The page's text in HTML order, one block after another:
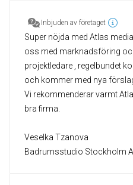
Inbjuden av företaget
Super nöjda med Atlas
oss med marknadsföring
projektledare , regelbundet
och kommer med nya
Vi rekommenderar varmt
bra firma.
Veselka Tzanova
Badrumsstudio Stockholm